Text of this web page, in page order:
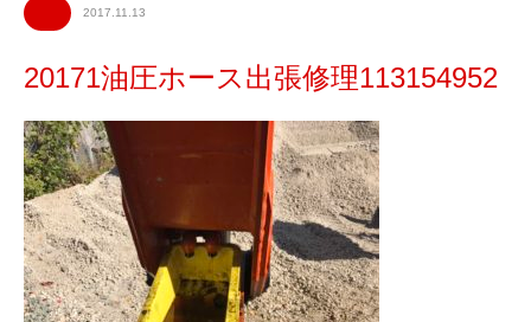
2017.11.13
20171油圧ホース出張修理113154952